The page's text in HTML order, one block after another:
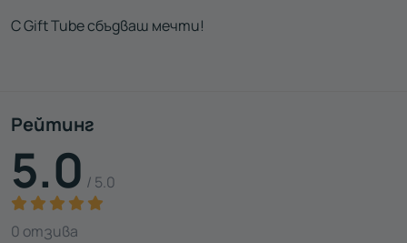
С Gift Tube сбъдваш мечти!
Рейтинг
5.0 / 5.0
0 отзива